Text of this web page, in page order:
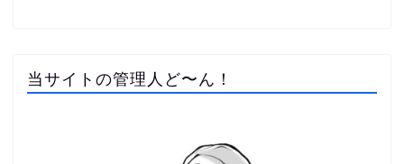
当サイトの管理人ど〜ん！